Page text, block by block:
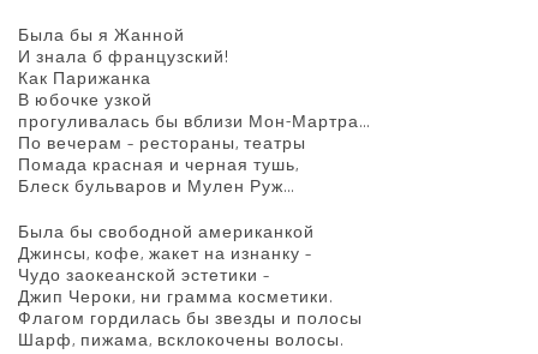
Была бы я Жанной
И знала б французский!
Как Парижанка
В юбочке узкой
прогуливалась бы вблизи Мон-Мартра…
По вечерам – рестораны, театры
Помада красная и черная тушь,
Блеск бульваров и Мулен Руж…
Была бы свободной американкой
Джинсы, кофе, жакет на изнанку –
Чудо заокеанской эстетики –
Джип Чероки, ни грамма косметики.
Флагом гордилась бы звезды и полосы
Шарф, пижама, всклокочены волосы.